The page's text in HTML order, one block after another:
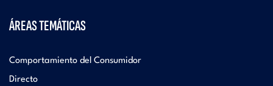
ÁREAS TEMÁTICAS
Comportamiento del Consumidor
Directo